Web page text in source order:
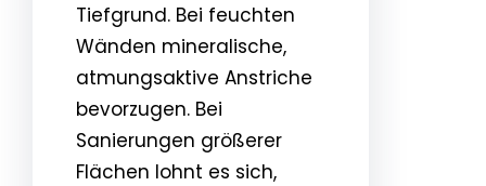
Tiefgrund. Bei feuchten
Wänden mineralische,
atmungsaktive Anstriche
bevorzugen. Bei
Sanierungen größerer
Flächen lohnt es sich,